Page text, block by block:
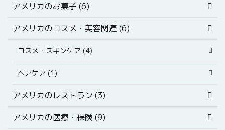
アメリカのお菓子 (6)
アメリカのコスメ・美容関連 (6)
コスメ・スキンケア (4)
ヘアケア (1)
アメリカのレストラン (3)
アメリカの医療・保険 (9)